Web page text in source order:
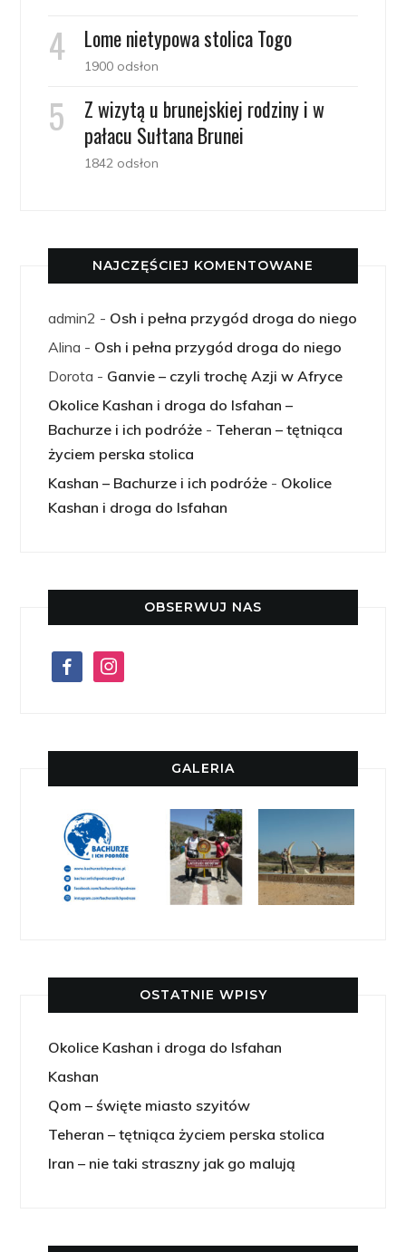
Lome nietypowa stolica Togo
1900 odsłon
Z wizytą u brunejskiej rodziny i w
pałacu Sułtana Brunei
1842 odsłon
NAJCZĘŚCIEJ KOMENTOWANE
admin2 - Osh i pełna przygód droga do niego
Alina - Osh i pełna przygód droga do niego
Dorota - Ganvie – czyli trochę Azji w Afryce
Okolice Kashan i droga do Isfahan –
Bachurze i ich podróże - Teheran – tętniąca
życiem perska stolica
Kashan – Bachurze i ich podróże - Okolice
Kashan i droga do Isfahan
OBSERWUJ NAS
facebookinstagram
GALERIA
OSTATNIE WPISY
Okolice Kashan i droga do Isfahan
Kashan
Qom – święte miasto szyitów
Teheran – tętniąca życiem perska stolica
Iran – nie taki straszny jak go malują